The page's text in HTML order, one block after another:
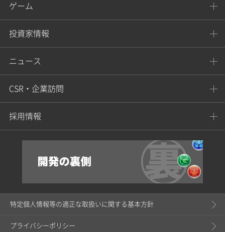
ゲーム
投資家情報
ニュース
CSR・企業訪問
採用情報
特定個人情報等の適正な取扱いに関する基本方針
プライバシーポリシー